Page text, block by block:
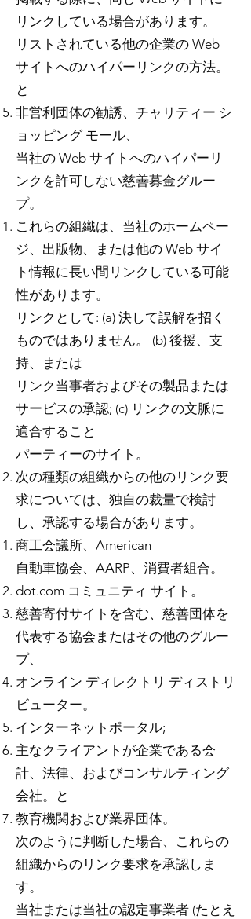
リンクしている場合があります。
リストされている他の企業の Web
サイトへのハイパーリンクの方法。
と
非営利団体の勧誘、チャリティー シ
ョッピング モール、
当社の Web サイトへのハイパーリ
ンクを許可しない慈善募金グルー
プ。
これらの組織は、当社のホームペー
ジ、出版物、または他の Web サイ
ト情報に長い間リンクしている可能
性があります。
リンクとして: (a) 決して誤解を招く
ものではありません。 (b) 後援、支
持、または
リンク当事者およびその製品または
サービスの承認; (c) リンクの文脈に
適合すること
パーティーのサイト。
次の種類の組織からの他のリンク要
求については、独自の裁量で検討
し、承認する場合があります。
商工会議所、American
自動車協会、AARP、消費者組合。
dot.com コミュニティ サイト。
慈善寄付サイトを含む、慈善団体を
代表する協会またはその他のグルー
プ、
オンライン ディレクトリ ディストリ
ビューター。
インターネットポータル;
主なクライアントが企業である会
計、法律、およびコンサルティング
会社。と
教育機関および業界団体。
次のように判断した場合、これらの
組織からのリンク要求を承認しま
す。
当社または当社の認定事業者 (たとえ